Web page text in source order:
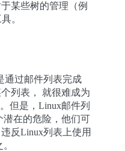
某些树的管理（例
。
通过邮件列表完成
列表， 就很难成为
但是，Linux邮件列
潜在的危险，他们可
反Linux列表上使用